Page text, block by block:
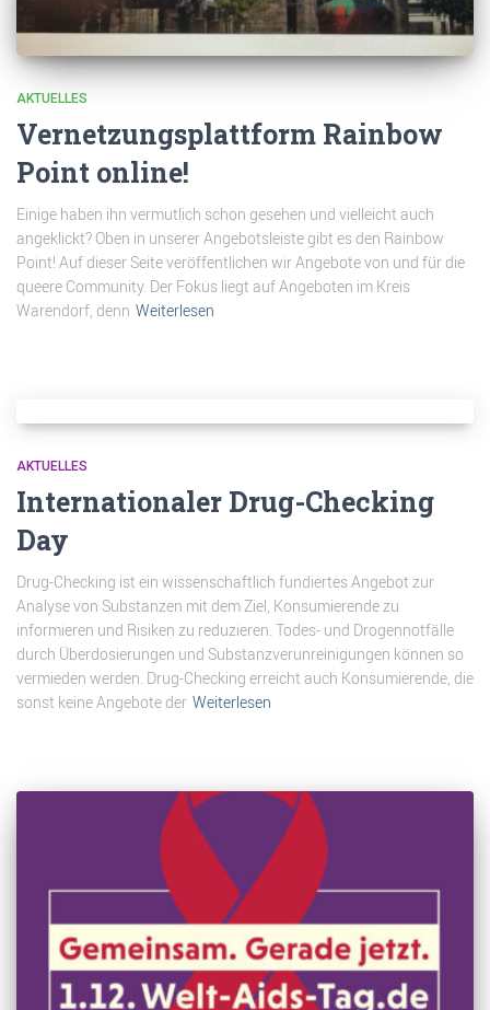
AKTUELLES
Vernetzungsplattform Rainbow
Point online!
Einige haben ihn vermutlich schon gesehen und vielleicht auch
angeklickt? Oben in unserer Angebotsleiste gibt es den Rainbow
Point! Auf dieser Seite veröffentlichen wir Angebote von und für die
queere Community. Der Fokus liegt auf Angeboten im Kreis
Warendorf, denn Weiterlesen
AKTUELLES
Internationaler Drug-Checking
Day
Drug-Checking ist ein wissenschaftlich fundiertes Angebot zur
Analyse von Substanzen mit dem Ziel, Konsumierende zu
informieren und Risiken zu reduzieren. Todes- und Drogennotfälle
durch Überdosierungen und Substanzverunreinigungen können so
vermieden werden. Drug-Checking erreicht auch Konsumierende, die
sonst keine Angebote der Weiterlesen